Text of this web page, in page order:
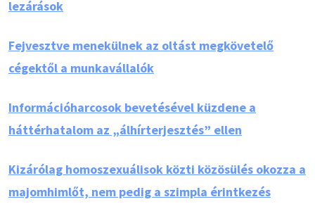
lezárások
Fejvesztve menekülnek az oltást megkövetelő
cégektől a munkavállalók
Információharcosok bevetésével küzdene a
háttérhatalom az „álhírterjesztés” ellen
Kizárólag homoszexuálisok közti közösülés okozza a
majomhimlőt, nem pedig a szimpla érintkezés